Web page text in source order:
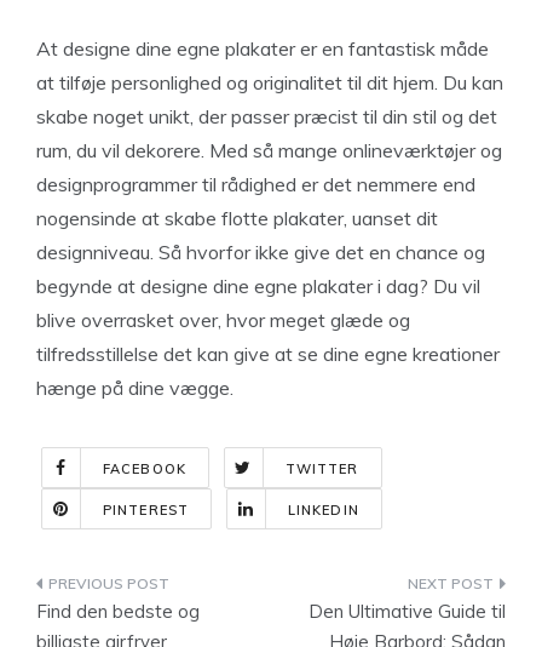
At designe dine egne plakater er en fantastisk måde
at tilføje personlighed og originalitet til dit hjem. Du kan
skabe noget unikt, der passer præcist til din stil og det
rum, du vil dekorere. Med så mange onlineværktøjer og
designprogrammer til rådighed er det nemmere end
nogensinde at skabe flotte plakater, uanset dit
designniveau. Så hvorfor ikke give det en chance og
begynde at designe dine egne plakater i dag? Du vil
blive overrasket over, hvor meget glæde og
tilfredsstillelse det kan give at se dine egne kreationer
hænge på dine vægge.
FACEBOOK TWITTER
PINTEREST LINKEDIN
Indlægsnavigation
Find den bedste og
billigste airfryer
Den Ultimative Guide til
Høje Barbord: Sådan